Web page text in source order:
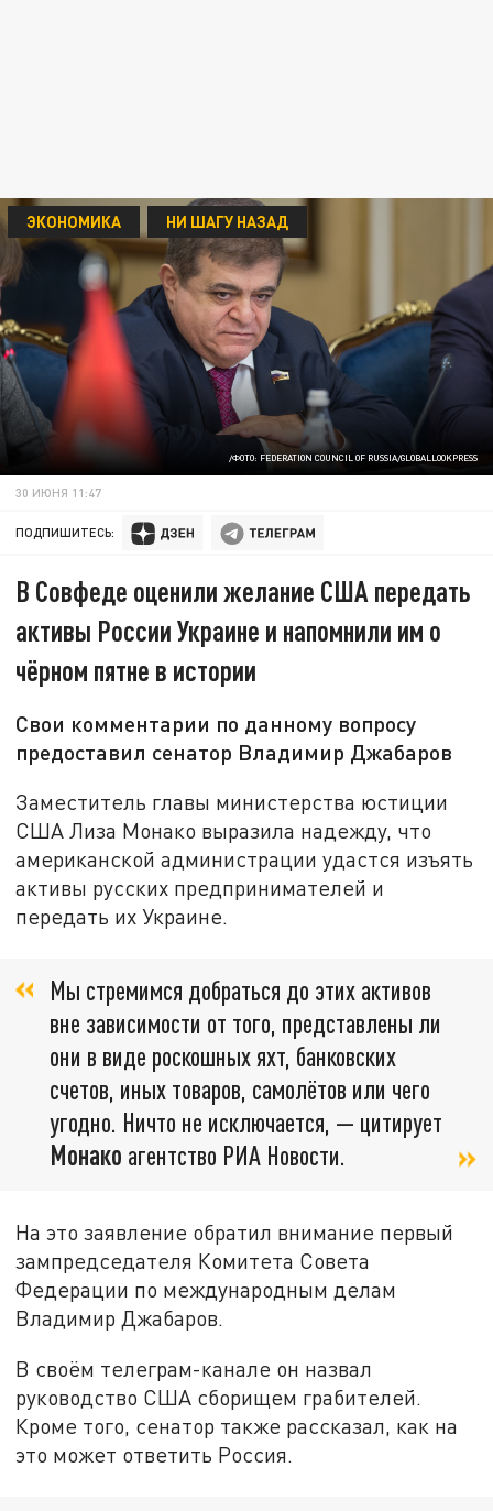
/ФОТО: FEDERATION COUNCIL OF RUSSIA/GLOBALLOOKPRESS
ЭКОНОМИКА НИ ШАГУ НАЗАД
30 ИЮНЯ 11:47
ПОДПИШИТЕСЬ:
В Совфеде оценили желание США передать
активы России Украине и напомнили им о
чёрном пятне в истории
Свои комментарии по данному вопросу
предоставил сенатор Владимир Джабаров
Заместитель главы министерства юстиции
США Лиза Монако выразила надежду, что
американской администрации удастся изъять
активы русских предпринимателей и
передать их Украине.
Мы стремимся добраться до этих активов
вне зависимости от того, представлены ли
они в виде роскошных яхт, банковских
счетов, иных товаров, самолётов или чего
угодно. Ничто не исключается, — цитирует
Монако агентство РИА Новости.
На это заявление обратил внимание первый
зампредседателя Комитета Совета
Федерации по международным делам
Владимир Джабаров.
В своём телеграм-канале он назвал
руководство США сборищем грабителей.
Кроме того, сенатор также рассказал, как на
это может ответить Россия.